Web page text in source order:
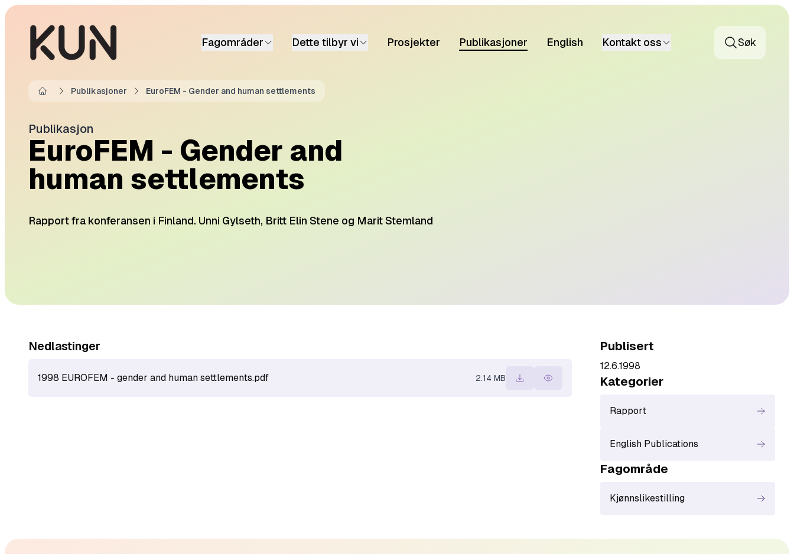
Fagområder Dette tilbyr vi Prosjekter Publikasjoner English Kontakt oss Søk
Publikasjoner EuroFEM - Gender and human settlements
Publikasjon
EuroFEM - Gender and
human settlements
Rapport fra konferansen i Finland. Unni Gylseth, Britt Elin Stene og Marit Stemland
Nedlastinger
1998 EUROFEM - gender and human settlements.pdf 2.14 MB
Last ned
Vis
Publisert
12.6.1998
Kategorier
Rapport
English Publications
Fagområde
Kjønnslikestilling
Footer